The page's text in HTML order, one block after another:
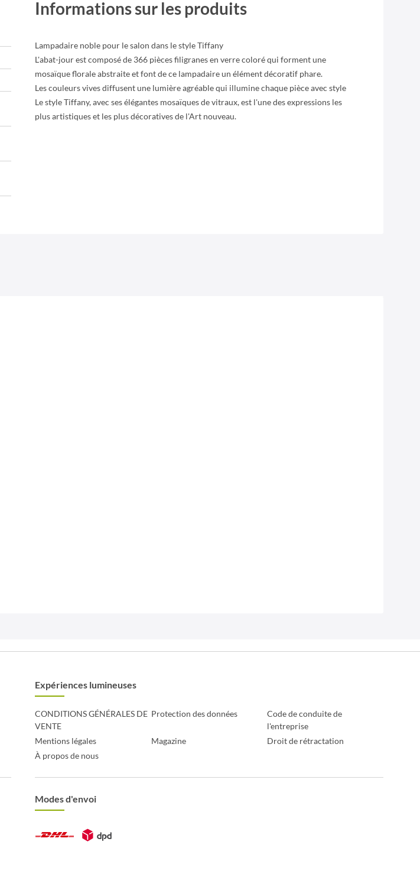
Informations sur les produits
Lampadaire noble pour le salon dans le style Tiffany
L'abat-jour est composé de 366 pièces filigranes en verre coloré qui forment une
mosaïque florale abstraite et font de ce lampadaire un élément décoratif phare.
Les couleurs vives diffusent une lumière agréable qui illumine chaque pièce avec style
Le style Tiffany, avec ses élégantes mosaïques de vitraux, est l'une des expressions les
plus artistiques et les plus décoratives de l'Art nouveau.
Expériences lumineuses
CONDITIONS GÉNÉRALES DE
VENTE
Protection des données
Code de conduite de
l'entreprise
Mentions légales
Magazine
Droit de rétractation
À propos de nous
Modes d'envoi